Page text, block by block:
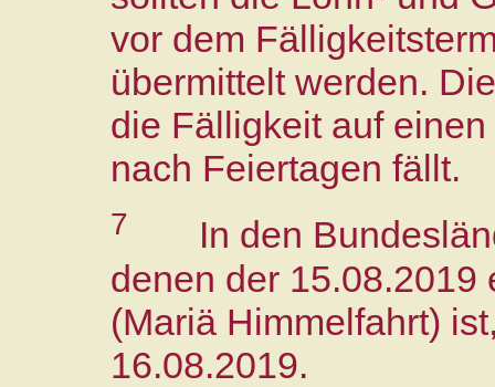
vor dem
übermittelt werden.
die Fälligkeit auf
nach Feiertagen fällt.
7 In den
denen der 15.08.2019
(Mariä Himmelfahrt)
16.08.2019.